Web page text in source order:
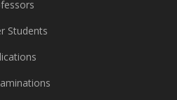
Students